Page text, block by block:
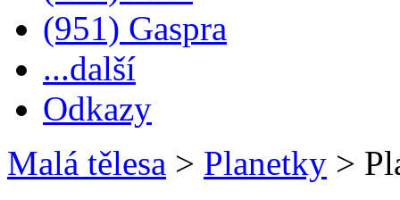
(951) Gaspra
...další
Odkazy
Malá tělesa > Planetky >